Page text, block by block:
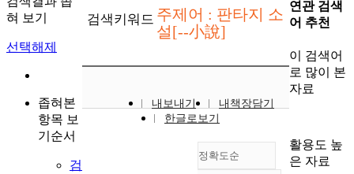
혀 보기
선택해제
좁혀본
항목 보
기순서
검
검색키워드 주제어 : 판타지 소
설[--小說]
내보내기
내책장담기
한글로보기
정확도순
연관 검색
어 추천
이 검색어
로 많이 본
자료
활용도 높
은 자료